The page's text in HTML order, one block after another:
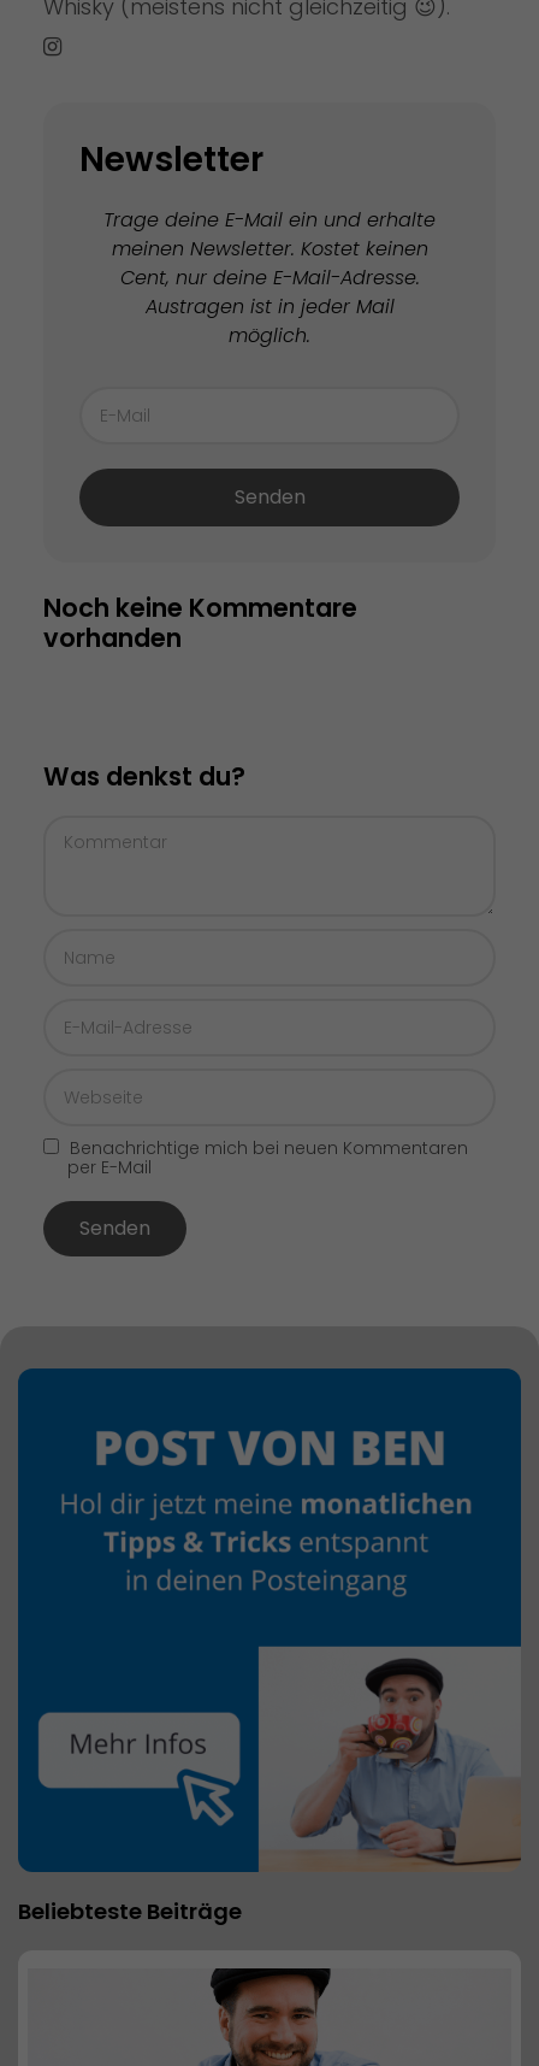
Whisky (meistens nicht gleichzeitig 😉).
Newsletter
Trage deine E-Mail ein und erhalte
meinen Newsletter. Kostet keinen
Cent, nur deine E-Mail-Adresse.
Austragen ist in jeder Mail
möglich.
Senden
Noch keine Kommentare
vorhanden
Was denkst du?
Benachrichtige mich bei neuen Kommentaren
per E-Mail
Senden
Beliebteste Beiträge